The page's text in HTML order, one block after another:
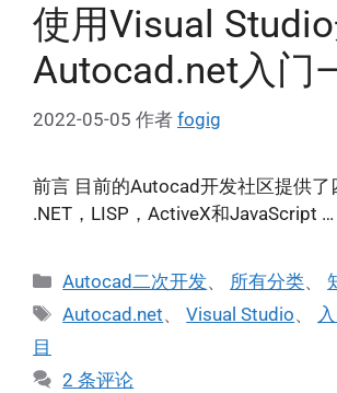
使用Visual
Autocad.net入门
2022-05-05 作者 fogig
前言 目前的Autocad开发社区提供了
.NET，LISP，ActiveX和JavaScript …
分
类
Autocad二次开发、 所有分类、
标
Autocad.net、Visual Studio、
目
2 条评论